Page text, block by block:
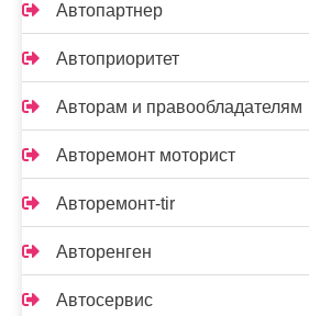
Автопартнер
Автоприоритет
Авторам и правообладателям
Авторемонт моторист
Авторемонт-tir
Авторенген
Автосервис